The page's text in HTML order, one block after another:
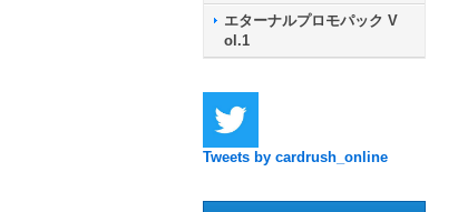
エターナルプロモパック V
ol.1
Tweets by cardrush_online